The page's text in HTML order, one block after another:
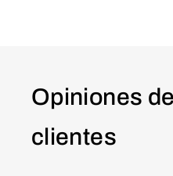
Opiniones
clientes